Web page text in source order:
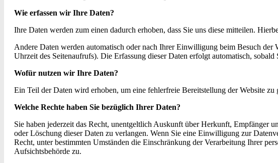
Wie erfassen wir Ihre Daten?
Ihre Daten werden zum einen dadurch erhoben, dass Sie uns diese mitteilen.
Andere Daten werden automatisch oder nach Ihrer Einwilligung beim Besuch der
Uhrzeit des Seitenaufrufs). Die Erfassung dieser Daten erfolgt automatisch, sobald
Wofür nutzen wir Ihre Daten?
Ein Teil der Daten wird erhoben, um eine fehlerfreie Bereitstellung der Website
Welche Rechte haben Sie bezüglich Ihrer Daten?
Sie haben jederzeit das Recht, unentgeltlich Auskunft über Herkunft, Empfänger
oder Löschung dieser Daten zu verlangen. Wenn Sie eine Einwilligung zur
Recht, unter bestimmten Umständen die Einschränkung der Verarbeitung Ihrer
Aufsichtsbehörde zu.